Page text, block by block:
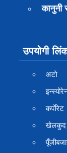
कानुनी
उपयोगी
अटो
कर्पाेरेट
खेलकुद